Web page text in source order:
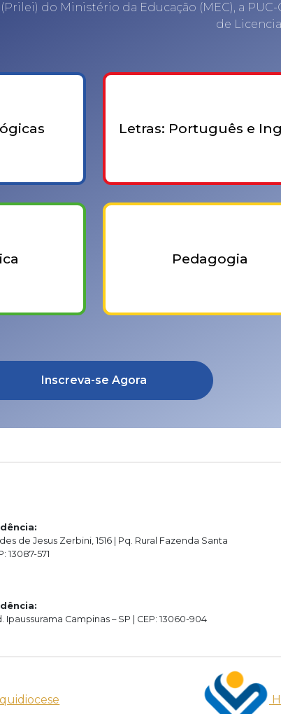
do Ministério da Educação (MEC), a
de
Letras: Português e
Pedagogia
Inscreva-se Agora
de Jesus Zerbini, 1516 | Pq. Rural Fazenda Santa
13087-571
Ipaussurama Campinas – SP | CEP: 13060-904